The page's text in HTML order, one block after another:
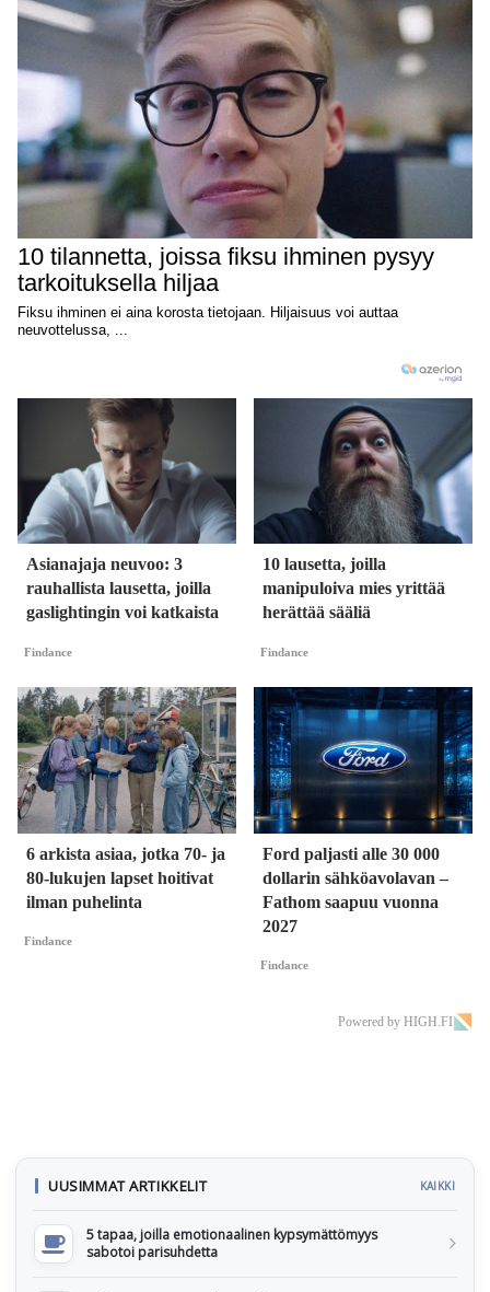
Asianajaja neuvoo: 3
rauhallista lausetta, joilla
gaslightingin voi katkaista
Findance
10 lausetta, joilla
manipuloiva mies yrittää
herättää sääliä
Findance
6 arkista asiaa, jotka 70- ja
80-lukujen lapset hoitivat
ilman puhelinta
Findance
Ford paljasti alle 30 000
dollarin sähköavolavan –
Fathom saapuu vuonna
2027
Findance
Powered by HIGH.FI
UUSIMMAT ARTIKKELIT KAIKKI
5 tapaa, joilla emotionaalinen kypsymättömyys
sabotoi parisuhdetta